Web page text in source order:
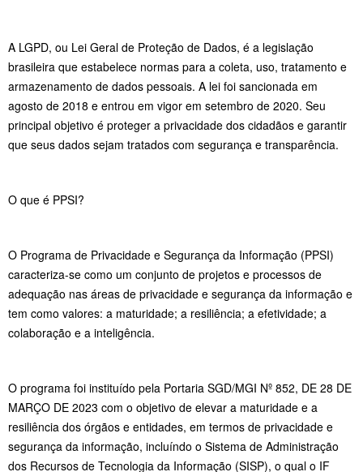
A LGPD, ou Lei Geral de Proteção de Dados, é a legislação
brasileira que estabelece normas para a coleta, uso, tratamento e
armazenamento de dados pessoais. A lei foi sancionada em
agosto de 2018 e entrou em vigor em setembro de 2020. Seu
principal objetivo é proteger a privacidade dos cidadãos e garantir
que seus dados sejam tratados com segurança e transparência.
O que é PPSI?
O Programa de Privacidade e Segurança da Informação (PPSI)
caracteriza-se como um conjunto de projetos e processos de
adequação nas áreas de privacidade e segurança da informação e
tem como valores: a maturidade; a resiliência; a efetividade; a
colaboração e a inteligência.
O programa foi instituído pela Portaria SGD/MGI Nº 852, DE 28 DE
MARÇO DE 2023 com o objetivo de elevar a maturidade e a
resiliência dos órgãos e entidades, em termos de privacidade e
segurança da informação, incluíndo o Sistema de Administração
dos Recursos de Tecnologia da Informação (SISP), o qual o IF